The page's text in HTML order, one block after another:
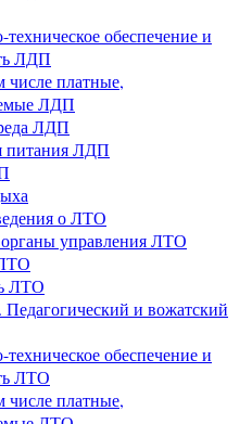
обеспечение и
ЛДП
числе платные,
ЛДП
ЛДП
питания ЛДП
о ЛТО
управления ЛТО
ЛТО
Педагогический и вожатский
обеспечение и
ЛТО
числе платные,